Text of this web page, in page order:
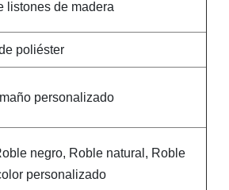
listones de madera
poliéster
personalizado
negro, Roble natural, Roble
personalizado